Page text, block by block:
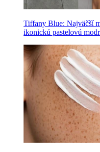
Tiffany Blue: Najväčší
ikonickú pastelovú